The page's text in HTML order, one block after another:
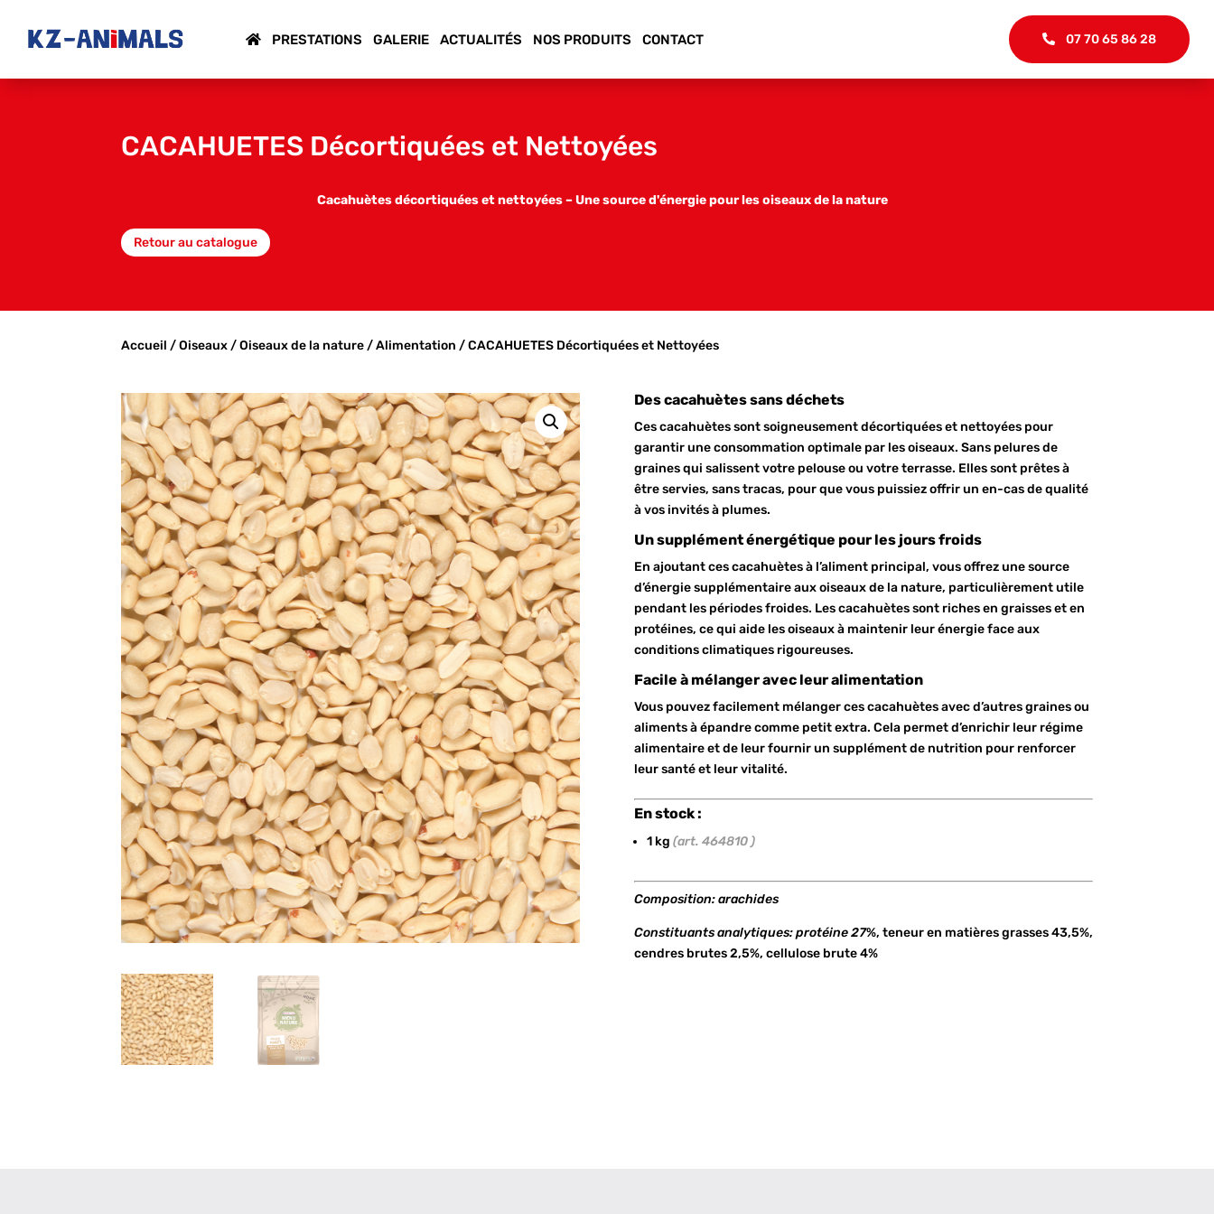
PRESTATIONS GALERIE ACTUALITÉS NOS PRODUITS CONTACT 07 70 65 86 28
CACAHUETES Décortiquées et Nettoyées
Cacahuètes décortiquées et nettoyées – Une source d'énergie pour les oiseaux de la nature
Retour au catalogue
Accueil /Oiseaux/Oiseaux de la nature/Alimentation / CACAHUETES Décortiquées et Nettoyées
Des cacahuètes sans déchets
Ces cacahuètes sont soigneusement décortiquées et nettoyées pour
garantir une consommation optimale par les oiseaux. Sans pelures de
graines qui salissent votre pelouse ou votre terrasse. Elles sont prêtes à
être servies, sans tracas, pour que vous puissiez offrir un en-cas de qualité
à vos invités à plumes.
Un supplément énergétique pour les jours froids
En ajoutant ces cacahuètes à l’aliment principal, vous offrez une source
d’énergie supplémentaire aux oiseaux de la nature, particulièrement utile
pendant les périodes froides. Les cacahuètes sont riches en graisses et en
protéines, ce qui aide les oiseaux à maintenir leur énergie face aux
conditions climatiques rigoureuses.
Facile à mélanger avec leur alimentation
Vous pouvez facilement mélanger ces cacahuètes avec d’autres graines ou
aliments à épandre comme petit extra. Cela permet d’enrichir leur régime
alimentaire et de leur fournir un supplément de nutrition pour renforcer
leur santé et leur vitalité.
En stock :
1 kg (art. 464810 )
Composition: arachides
Constituants analytiques: protéine 27%, teneur en matières grasses 43,5%,
cendres brutes 2,5%, cellulose brute 4%